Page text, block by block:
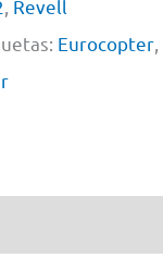
Revell
Eurocopter,